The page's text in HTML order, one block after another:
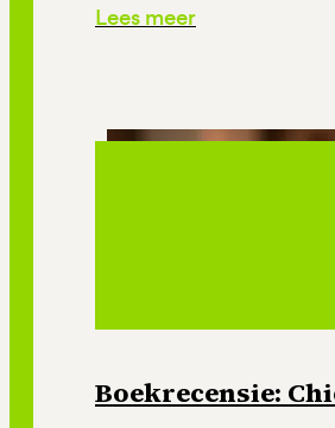
Lees meer
Boekrecensie: